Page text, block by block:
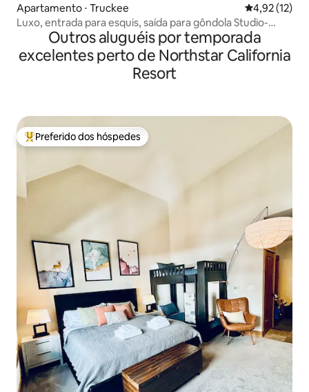
Apartamento ⋅ Truckee 4,92 de uma
4,92 (12)
Luxo, entrada para esquis, saída para gôndola Studio-
Northstar Lodge
Outros aluguéis por temporada
excelentes perto de Northstar California
Resort
Entre os melhores preferidos dos hóspedes
Preferido dos hóspedes